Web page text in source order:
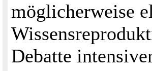
möglicherweise
Debatte